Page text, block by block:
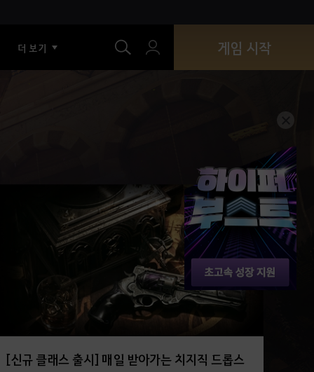
더 보기 게임 시작
[신규 클래스 출시] 매일 받아가는 치지직 드롭스